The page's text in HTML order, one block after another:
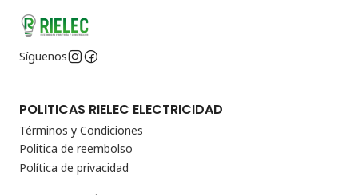
Síguenos
POLITICAS RIELEC ELECTRICIDAD
Términos y Condiciones
Politica de reembolso
Política de privacidad